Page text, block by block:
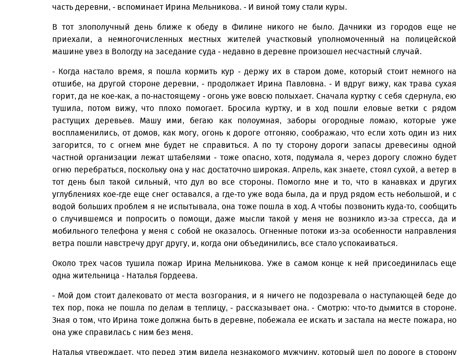
часть деревни, - вспоминает Ирина Мельникова. - И виной тому стали куры.
В тот злополучный день ближе к обеду в Филине никого не было. Дачники из городов еще не
приехали, а немногочисленных местных жителей участковый уполномоченный на полицейской
машине увез в Вологду на заседание суда - недавно в деревне произошел несчастный случай.
- Когда настало время, я пошла кормить кур - держу их в старом доме, который стоит немного на
отшибе, на другой стороне деревни, - продолжает Ирина Павловна. - И вдруг вижу, как трава сухая
горит, да не кое-как, а по-настоящему - огонь уже вовсю полыхает. Сначала куртку с себя сдернула, ею
тушила, потом вижу, что плохо помогает. Бросила куртку, и в ход пошли еловые ветки с рядом
растущих деревьев. Машу ими, бегаю как полоумная, заборы огородные ломаю, которые уже
воспламенились, от домов, как могу, огонь к дороге отгоняю, соображаю, что если хоть один из них
загорится, то с огнем мне будет не справиться. А по ту сторону дороги запасы древесины одной
частной организации лежат штабелями - тоже опасно, хотя, подумала я, через дорогу сложно будет
огню перебраться, поскольку она у нас достаточно широкая. Апрель, как знаете, стоял сухой, а ветер в
тот день был такой сильный, что дул во все стороны. Помогло мне и то, что в канавках и других
углублениях кое-где еще снег оставался, а где-то уже вода была, да и пруд рядом есть небольшой, и с
водой больших проблем я не испытывала, она тоже пошла в ход. А чтобы позвонить куда-то, сообщить
о случившемся и попросить о помощи, даже мысли такой у меня не возникло из-за стресса, да и
мобильного телефона у меня с собой не оказалось. Огненные потоки из-за особенности направления
ветра пошли навстречу друг другу, и, когда они объединились, все стало успокаиваться.
Около трех часов тушила пожар Ирина Мельникова. Уже в самом конце к ней присоединилась еще
одна жительница - Наталья Гордеева.
- Мой дом стоит далековато от места возгорания, и я ничего не подозревала о наступающей беде до
тех пор, пока не пошла по делам в теплицу, - рассказывает она. - Смотрю: что-то дымится в стороне.
Зная о том, что Ирина тоже должна быть в деревне, побежала ее искать и застала на месте пожара, но
она уже справилась с ним без меня.
Наталья утверждает, что перед этим видела незнакомого мужчину, который шел по дороге в сторону